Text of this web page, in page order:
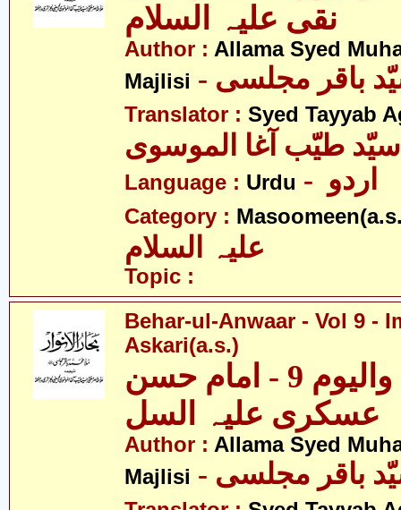
نقی علیہ السلام
Author : Allama Syed
Majlisi
Translator : Syed Tayyab
سیّد طیّب آغا الموسوی
Language : Urdu
Category :
Topic :
Behar-ul-Anwaar - Vol 9 -
Askari(a.s.)
بحار الانوار - والیوم 9 - امام حسن
عسکری علیہ السل
Author : Allama Syed
Majlisi